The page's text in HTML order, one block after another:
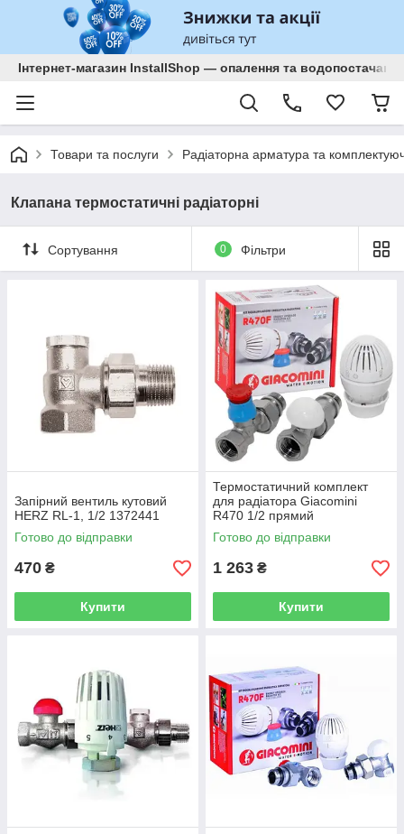
Інтернет-магазин InstallShop — опалення та водопостачання
Товари та послуги Радіаторна арматура та
Клапана термостатичні радіаторні
Сортування 0 Фільтри
Запірний вентиль кутовий
HERZ RL-1, 1/2 1372441
Готово до відправки
470 ₴
Купити
Термостатичний комплект
для радіатора Giacomini
R470 1/2 прямий
(R470FX013)
Готово до відправки
1 263 ₴
Купити